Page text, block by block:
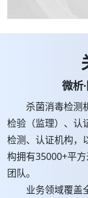
微析
杀菌消毒检测
检验（监理）、认
检测、认证机构，
构拥有35000+平
团队。
业务领域覆盖